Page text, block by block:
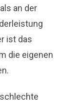
an der
ist das
die eigenen